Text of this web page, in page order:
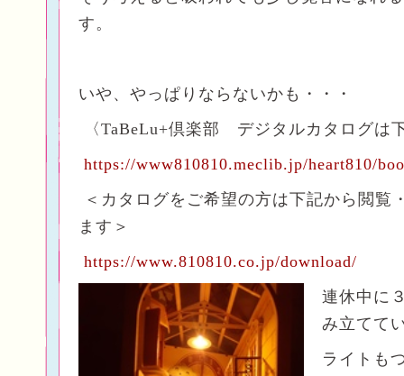
す。
いや、やっぱりならないかも・・・
〈TaBeLu+倶楽部 デジタルカタログは
https://www810810.meclib.jp/heart810/
＜カタログをご希望の方は下記から閲覧
ます＞
https://www.810810.co.jp/download/
連休中に
み立てて
ライトも